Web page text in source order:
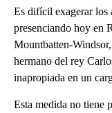
Es difícil exagerar los
presenciando hoy en
Mountbatten-
hermano del rey
inapropiada en un
Esta medida no tiene